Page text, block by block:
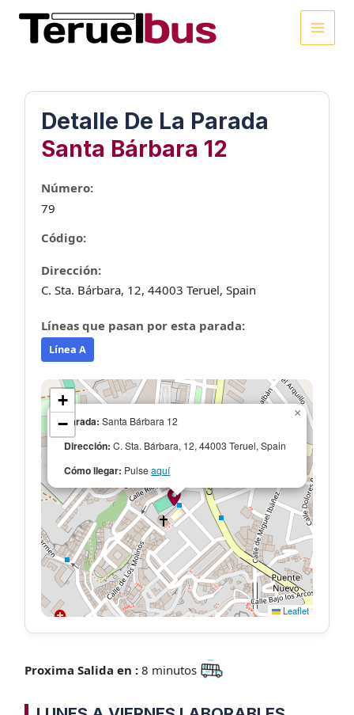
contenido
Detalle De La Parada
Santa Bárbara 12
Número:
79
Código:
Dirección:
C. Sta. Bárbara, 12, 44003 Teruel, Spain
Líneas que pasan por esta parada:
Línea A
Parada: Santa Bárbara 12
Dirección: C. Sta. Bárbara, 12, 44003 Teruel, Spain
Cómo llegar: Pulseaquí
×
+
−
Leaflet
Proxima Salida en : 8 minutos